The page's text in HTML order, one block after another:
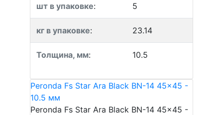
шт в упаковке: 5
кг в упаковке: 23.14
Толщина, мм: 10.5
Peronda Fs Star Ara Black BN-14 45x45 -
10.5 мм
Peronda Fs Star Ara Black BN-14 45x45 -